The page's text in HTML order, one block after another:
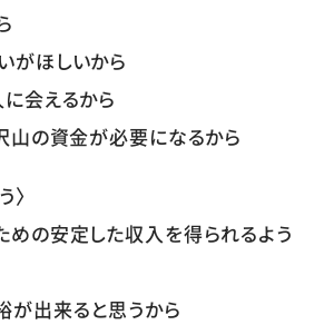
がほしいから
に会えるから
山の資金が必要になるから
〉
めの安定した収入を得られるよう
が出来ると思うから